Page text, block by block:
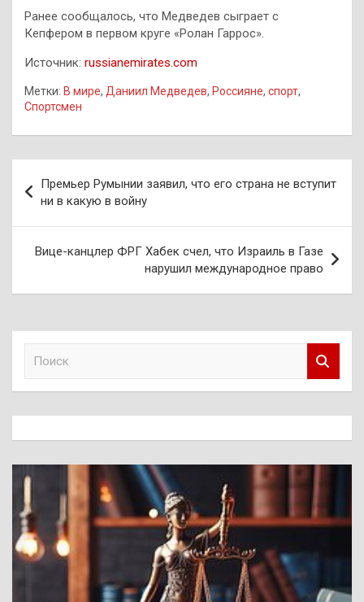
Ранее сообщалось, что Медведев сыграет с
Кепфером в первом круге «Ролан Гаррос».
Источник: russianemirates.com
Метки: В мире, Даниил Медведев, Россияне, спорт,
Спортсмен
по
записям
Премьер Румынии заявил, что его страна не вступит
ни в какую в войну
Вице-канцлер ФРГ Хабек счел, что Израиль в Газе
нарушил международное право
к